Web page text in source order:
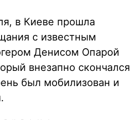
в Киеве прошла
с известным
Денисом Опарой
внезапно скончался
был мобилизован и